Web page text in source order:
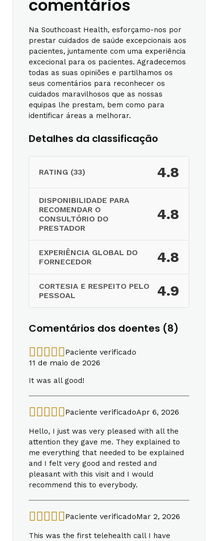
comentários
Na Southcoast Health, esforçamo-nos por
prestar cuidados de saúde excepcionais aos
pacientes, juntamente com uma experiência
excecional para os pacientes. Agradecemos
todas as suas opiniões e partilhamos os
seus comentários para reconhecer os
cuidados maravilhosos que as nossas
equipas lhe prestam, bem como para
identificar áreas a melhorar.
Detalhes da classificação
RATING (33) 4.8
DISPONIBILIDADE PARA
RECOMENDAR O
CONSULTÓRIO DO
PRESTADOR
4.8
EXPERIÊNCIA GLOBAL DO
FORNECEDOR
4.8
CORTESIA E RESPEITO PELO
PESSOAL
4.9
Comentários dos doentes (8)
Paciente verificado
11 de maio de 2026
It was all good!
Paciente verificadoApr 6, 2026
Hello, I just was very pleased with all the
attention they gave me. They explained to
me everything that needed to be explained
and I felt very good and rested and
pleasant with this visit and I would
recommend this to everybody.
Paciente verificadoMar 2, 2026
This was the first telehealth call I have